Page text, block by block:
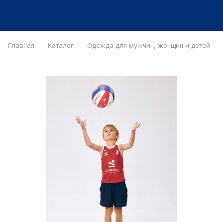
Главная Каталог Одежда для мужчин, женщин и детей